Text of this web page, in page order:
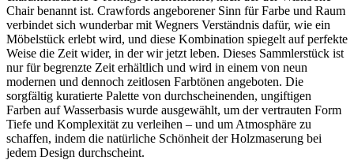
Chair benannt ist. Crawfords angeborener Sinn für Farbe und Raum
verbindet sich wunderbar mit Wegners Verständnis dafür, wie ein
Möbelstück erlebt wird, und diese Kombination spiegelt auf perfekte
Weise die Zeit wider, in der wir jetzt leben. Dieses Sammlerstück ist
nur für begrenzte Zeit erhältlich und wird in einem von neun
modernen und dennoch zeitlosen Farbtönen angeboten. Die
sorgfältig kuratierte Palette von durchscheinenden, ungiftigen
Farben auf Wasserbasis wurde ausgewählt, um der vertrauten Form
Tiefe und Komplexität zu verleihen – und um Atmosphäre zu
schaffen, indem die natürliche Schönheit der Holzmaserung bei
jedem Design durchscheint.